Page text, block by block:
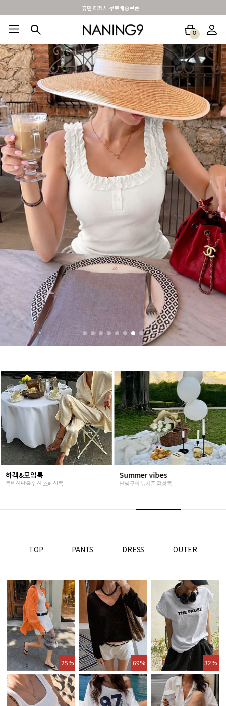
BEST 포토리뷰 - 매주 2명추첨 3만원쿠폰
0
BEST100🤍 NEW5% 베스트재진행 썸머여행룩 아울렛 하객&모임룩
Summer vibes
난닝구의 뉴시즌 감성룩
베스트재진행
고객님들이 인정해주신 Steady seller
TOP PANTS DRESS OUTER
25% 69% 32%